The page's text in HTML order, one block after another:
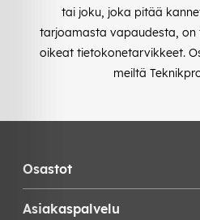
tai joku, joka pitää
tarjoamasta vapaudesta, on
oikeat tietokonetarvikkeet.
meiltä
Osastot
Asiakaspalvelu